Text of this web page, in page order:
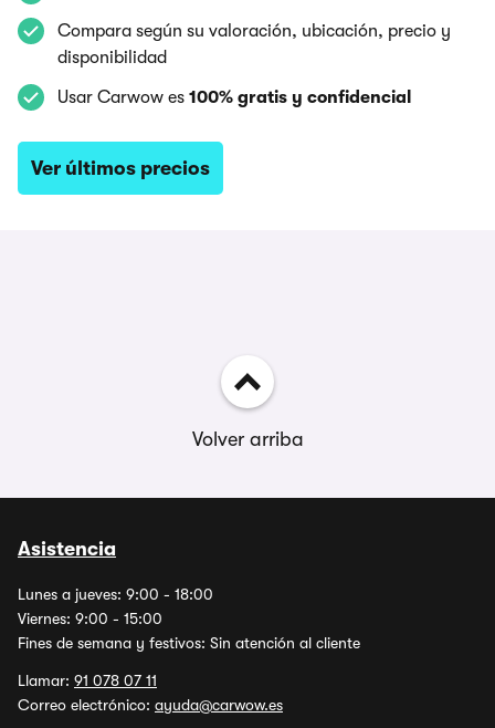
Compara según su valoración, ubicación, precio y
disponibilidad
Usar Carwow es 100% gratis y confidencial
Ver últimos precios
Volver arriba
Asistencia
Lunes a jueves: 9:00 - 18:00
Viernes: 9:00 - 15:00
Fines de semana y festivos: Sin atención al cliente
Llamar: 91 078 07 11
Correo electrónico: ayuda@carwow.es